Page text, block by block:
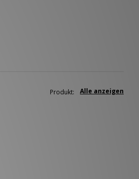
Alle anzeigen
Produkt: